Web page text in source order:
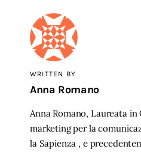
WRITTEN BY
Anna Romano
Anna Romano, Laureata
marketing per la
la Sapienza , e